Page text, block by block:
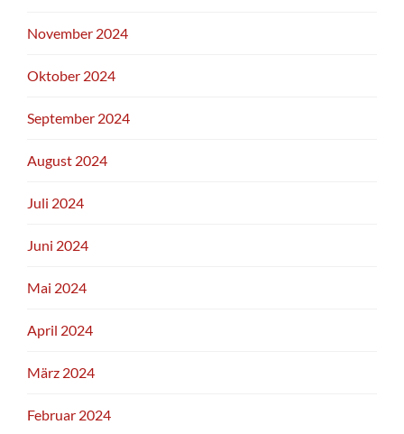
November 2024
Oktober 2024
September 2024
August 2024
Juli 2024
Juni 2024
Mai 2024
April 2024
März 2024
Februar 2024